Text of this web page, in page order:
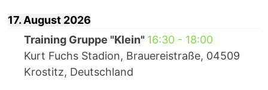
17. August 2026
Training Gruppe "Klein" 16:30- 18:00
Kurt Fuchs Stadion, Brauereistraße, 04509
Krostitz, Deutschland